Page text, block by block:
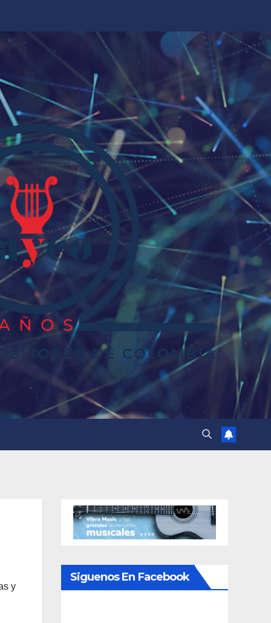
y
Siguenos En Facebook